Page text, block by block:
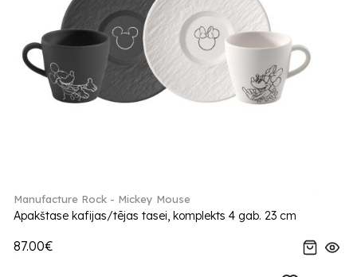
Manufacture Rock - Mickey Mouse
Apakštase kafijas/tējas tasei, komplekts 4 gab. 23 cm
87.00€